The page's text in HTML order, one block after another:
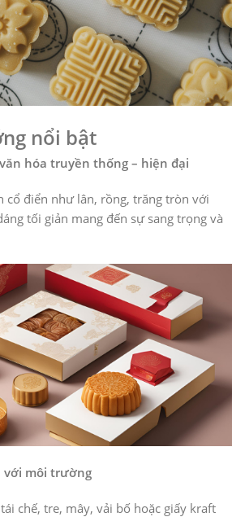
nổi bật
hóa truyền thống – hiện đại
cổ điển như lân, rồng, trăng tròn với
tối giản mang đến sự sang trọng và
với môi trường
chế, tre, mây, vải bố hoặc giấy kraft